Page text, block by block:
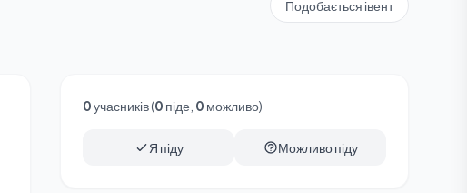
Подобається івент
0учасників (0 піде, 0 можливо)
Я піду Можливо піду